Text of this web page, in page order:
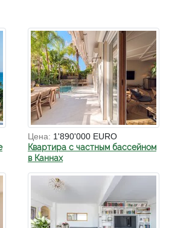
Цена: 1'890'000 EURO
Квартира с частным бассейном
в Каннах